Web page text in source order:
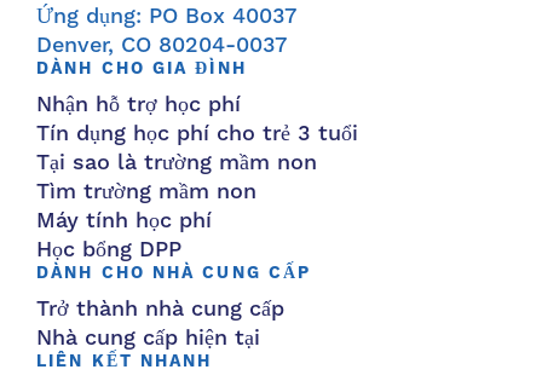
Ứng dụng: PO Box 40037
Denver, CO 80204-0037
DÀNH CHO GIA ĐÌNH
Nhận hỗ trợ học phí
Tín dụng học phí cho trẻ 3 tuổi
Tại sao là trường mầm non
Tìm trường mầm non
Máy tính học phí
Học bổng DPP
DÀNH CHO NHÀ CUNG CẤP
Trở thành nhà cung cấp
Nhà cung cấp hiện tại
LIÊN KẾT NHANH